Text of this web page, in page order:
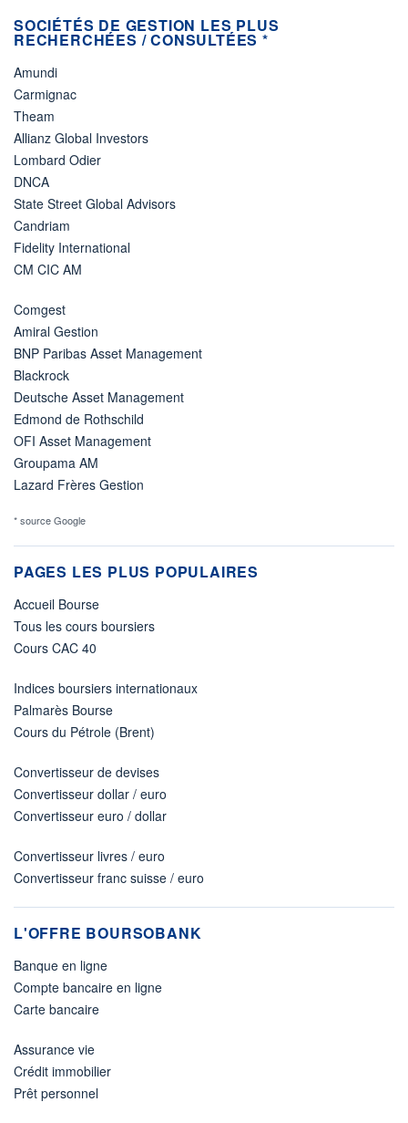
SOCIÉTÉS DE GESTION LES PLUS
RECHERCHÉES / CONSULTÉES *
Amundi
Carmignac
Theam
Allianz Global Investors
Lombard Odier
DNCA
State Street Global Advisors
Candriam
Fidelity International
CM CIC AM
Comgest
Amiral Gestion
BNP Paribas Asset Management
Blackrock
Deutsche Asset Management
Edmond de Rothschild
OFI Asset Management
Groupama AM
Lazard Frères Gestion
* source Google
PAGES LES PLUS POPULAIRES
Accueil Bourse
Tous les cours boursiers
Cours CAC 40
Indices boursiers internationaux
Palmarès Bourse
Cours du Pétrole (Brent)
Convertisseur de devises
Convertisseur dollar / euro
Convertisseur euro / dollar
Convertisseur livres / euro
Convertisseur franc suisse / euro
L'OFFRE BOURSOBANK
Banque en ligne
Compte bancaire en ligne
Carte bancaire
Assurance vie
Crédit immobilier
Prêt personnel